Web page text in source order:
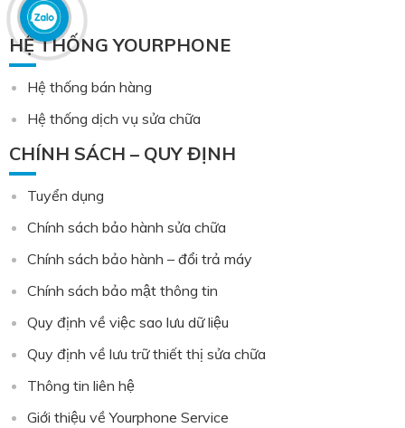
HỆ THỐNG YOURPHONE
Hệ thống bán hàng
Hệ thống dịch vụ sửa chữa
CHÍNH SÁCH – QUY ĐỊNH
Tuyển dụng
Chính sách bảo hành sửa chữa
Chính sách bảo hành – đổi trả máy
Chính sách bảo mật thông tin
Quy định về việc sao lưu dữ liệu
Quy định về lưu trữ thiết thị sửa chữa
Thông tin liên hệ
Giới thiệu về Yourphone Service